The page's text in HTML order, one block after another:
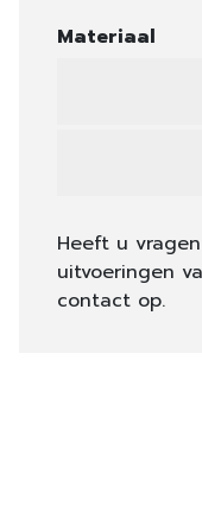
Materiaal
Heeft u
uitvoeringen
contact op.